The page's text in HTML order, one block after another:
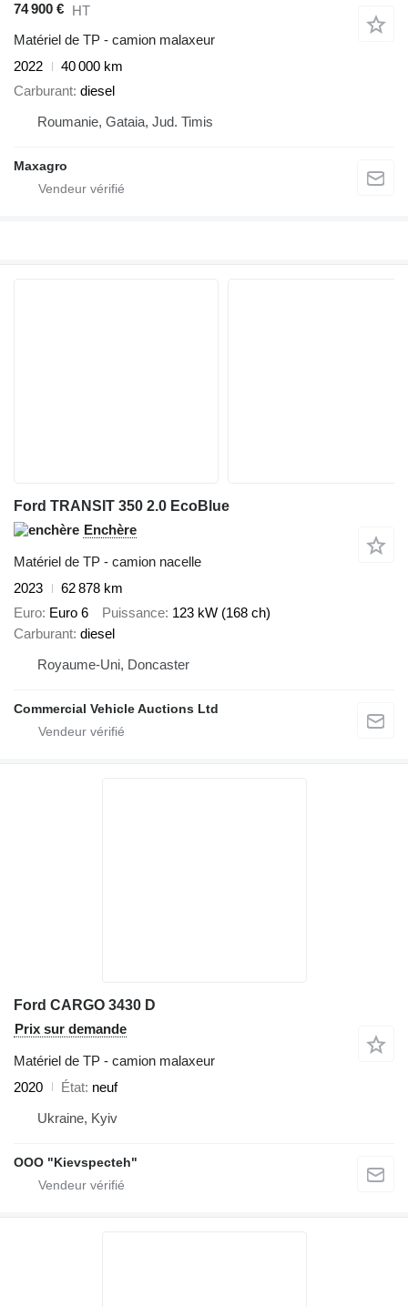
74 900 € HT
Matériel de TP - camion malaxeur
2022
40 000 km
Carburant diesel
Roumanie, Gataia, Jud. Timis
Maxagro
Ford TRANSIT 350 2.0 EcoBlue
Enchère
Matériel de TP - camion nacelle
2023
62 878 km
Euro Euro 6 Puissance 123 kW (168 ch)
Carburant diesel
Royaume-Uni, Doncaster
Commercial Vehicle Auctions Ltd
Ford CARGO 3430 D
Prix sur demande
Matériel de TP - camion malaxeur
2020
État neuf
Ukraine, Kyiv
OOO "Kievspecteh"